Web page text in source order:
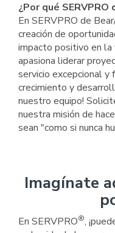
¿Por qué
En SERVPRO de
creación de
impacto positivo en la
apasiona liderar
servicio excepcional y
crecimiento y
nuestro equipo!
nuestra misión de
sean "como si nunca
Imagínate
En SERVPRO®,